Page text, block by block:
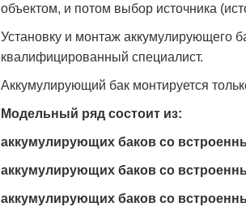
объектом, и потом выбор источника
Установку и монтаж аккумулирующего
квалифицированный специалист.
Аккумулирующий бак монтируется
Модельный ряд состоит из:
аккумулирующих баков со
аккумулирующих баков со
аккумулирующих баков со